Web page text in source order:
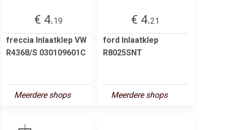
€ 4.19
freccia Inlaatklep VW
R4368/S 030109601C
Meerdere shops
€ 4.21
ford Inlaatklep
R8025SNT
Meerdere shops